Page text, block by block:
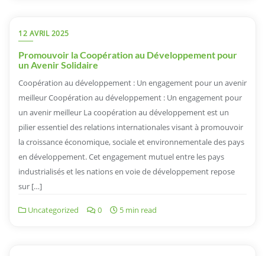
12 AVRIL 2025
Promouvoir la Coopération au Développement pour
un Avenir Solidaire
Coopération au développement : Un engagement pour un avenir
meilleur Coopération au développement : Un engagement pour
un avenir meilleur La coopération au développement est un
pilier essentiel des relations internationales visant à promouvoir
la croissance économique, sociale et environnementale des pays
en développement. Cet engagement mutuel entre les pays
industrialisés et les nations en voie de développement repose
sur […]
Uncategorized 0 5 min read